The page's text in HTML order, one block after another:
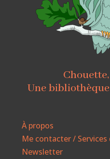
Une
À propos
Me contacter / Services
Newsletter